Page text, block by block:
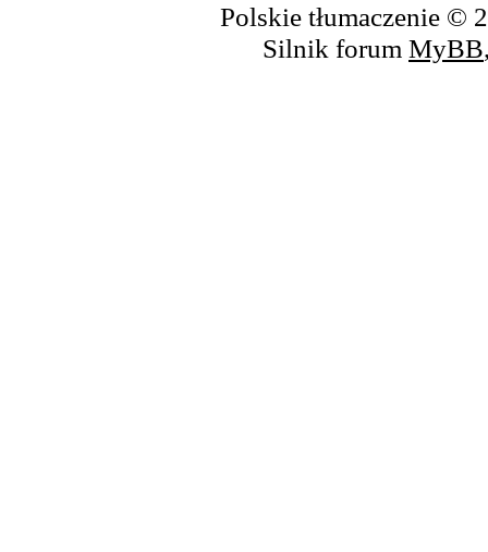
Polskie tłumaczenie ©
Silnik forum MyBB